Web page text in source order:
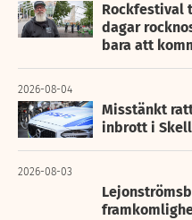
Rockfestival
dagar
bara att
2026-08-04
Misstänkt
inbrott i
2026-08-03